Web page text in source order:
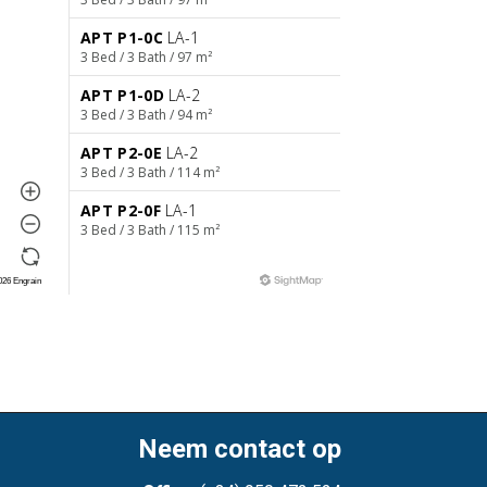
Neem contact op